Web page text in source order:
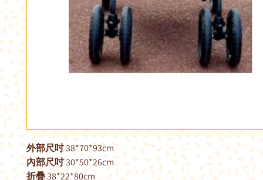
外部尺吋 38*70*93cm
內部尺吋 30*50*26cm
折疊 38*22*80cm